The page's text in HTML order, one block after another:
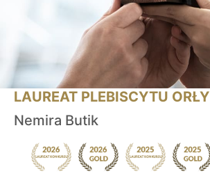
LAUREAT PLEBISCYTU ORŁY
Nemira Butik